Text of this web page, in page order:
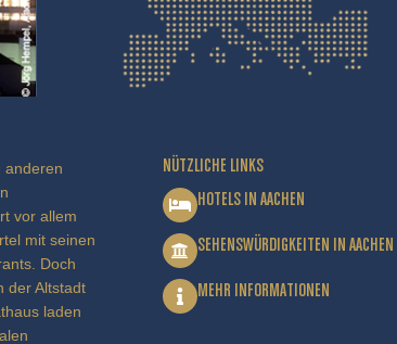
anderen
vor allem
mit seinen
Doch
der Altstadt
laden
NÜTZLICHE LINKS
HOTELS IN AACHEN
SEHENSWÜRDIGKEITEN IN AACHEN
MEHR INFORMATIONEN